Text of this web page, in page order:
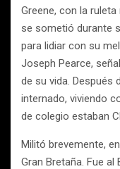
Greene, con la
se sometió durante
para lidiar con su
Joseph Pearce,
de su vida. Después
internado, viviendo
de colegio estaban
Militó brevemente,
Gran Bretaña. Fue al